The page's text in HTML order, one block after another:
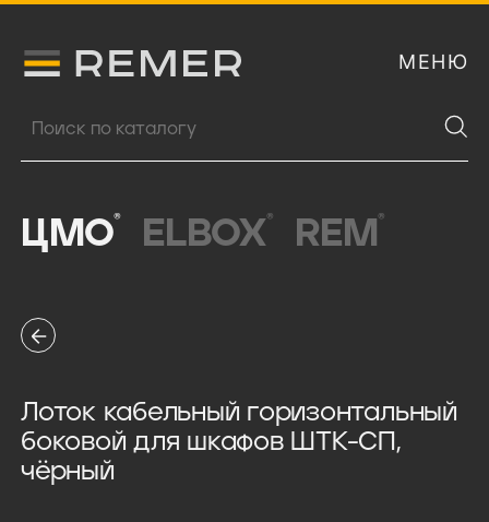
Логитип компании Remer МЕНЮ
Поиск продукции
ЦМО® ELBOX® REM ®
Лоток кабельный горизонтальный
боковой для шкафов ШТК-СП,
чёрный